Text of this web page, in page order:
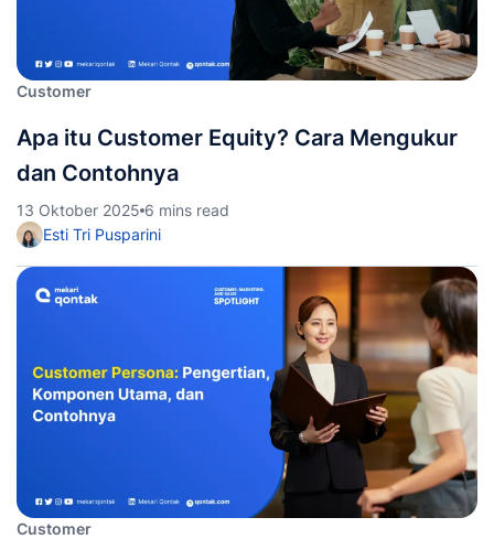
Customer
Apa itu Customer Equity? Cara Mengukur
dan Contohnya
13 Oktober 2025 6 mins read
Esti Tri Pusparini
Customer